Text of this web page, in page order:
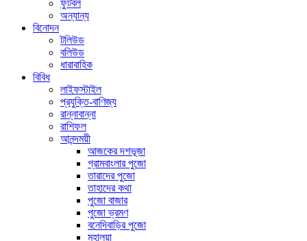
ফুটবল
অন্যান্য
বিনোদন
টলিউড
বলিউড
ধারাবাহিক
বিবিধ
লাইফস্টাইল
প্রযুক্তি-বাণিজ্য
রান্নাবান্না
রাশিফল
আনন্দময়ী
আজকের দশভূজা
গ্রামবাংলার পুজো
তারাদের পুজো
তাহাদের কথা
পুজো বাজার
পুজো ভ্রমণ
বনেদিবাড়ির পুজো
মহালয়া